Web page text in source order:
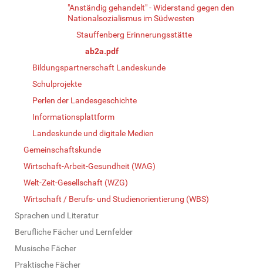
"Anständig gehandelt" - Widerstand gegen den
Nationalsozialismus im Südwesten
Stauffenberg Erinnerungsstätte
ab2a.pdf
Bildungspartnerschaft Landeskunde
Schulprojekte
Perlen der Landesgeschichte
Informationsplattform
Landeskunde und digitale Medien
Gemeinschaftskunde
Wirtschaft-Arbeit-Gesundheit (WAG)
Welt-Zeit-Gesellschaft (WZG)
Wirtschaft / Berufs- und Studienorientierung (WBS)
Sprachen und Literatur
Berufliche Fächer und Lernfelder
Musische Fächer
Praktische Fächer